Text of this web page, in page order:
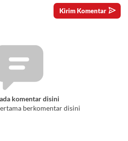
komentar disini
berkomentar disini